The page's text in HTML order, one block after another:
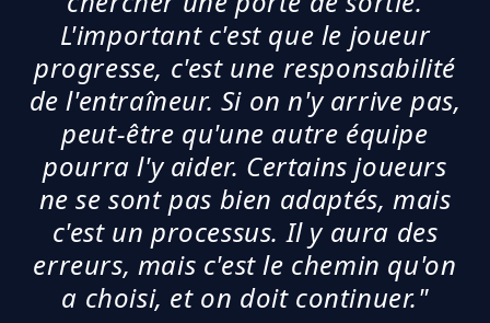
L'important c'est que le joueur
progresse, c'est une responsabilité
de l'entraîneur. Si on n'y arrive pas,
peut-être qu'une autre équipe
pourra l'y aider. Certains joueurs
ne se sont pas bien adaptés, mais
c'est un processus. Il y aura des
erreurs, mais c'est le chemin qu'on
a choisi, et on doit continuer."